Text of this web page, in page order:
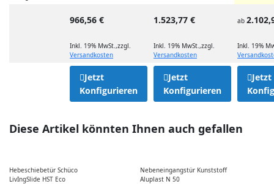
966,56 €
Inkl. 19% MwSt.,zzgl.
Versandkosten
1.523,77 €
Inkl. 19% MwSt.,zzgl.
Versandkosten
ab
Inkl. 19%
Jetzt
Konfigurieren
Jetzt
Konfigurieren
Jetzt
Diese Artikel könnten Ihnen auch gefallen
Hebeschiebetür Schüco
LivIngSlide HST Eco
Nebeneingangstür Kunststoff
Aluplast N 50